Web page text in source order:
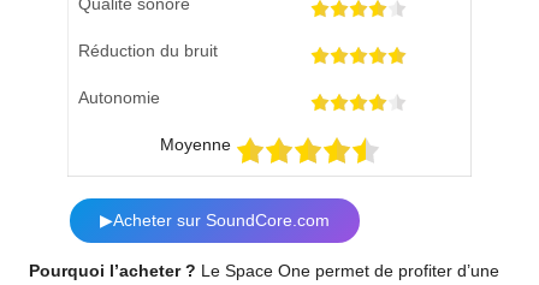
Qualité sonore
Réduction du bruit
Autonomie
Moyenne
▶Acheter sur SoundCore.com
Pourquoi l’acheter ? Le Space One permet de profiter d’une